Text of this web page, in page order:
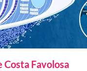
Costa Favolosa